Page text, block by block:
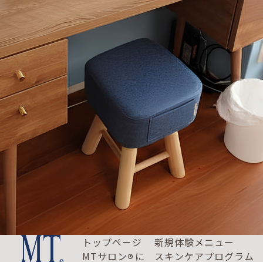
トップページ
MTサロン® に
新規体験メニュー
スキンケアプログラム